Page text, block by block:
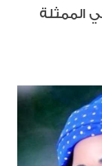
الممثلة